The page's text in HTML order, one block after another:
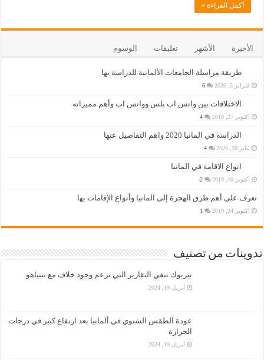
أكمل القراءة »
الأخيرة الأشهر تعليقات الوسوم
طريقة مراسلة الجامعات الألمانية للدراسة بها
فبراير 5, 2020 6
الاختلافات بين واتس اب بلس وواتس اب وأهم مميزاته
أكتوبر 27, 2019 4
الدراسة في المانيا 2020 واهم التفاصيل عنها
يناير 28, 2020 4
انواع الاقامة في المانيا
أكتوبر 10, 2019 2
تعرف على أهم طرق الهجرة إلى المانيا وأنواع الإقامات بها
أكتوبر 24, 2019 1
تدوينات من تصنيف
بيربوك تنفي التقارير التي تزعم وجود خلاف مع نتنياهو
أبريل 19, 2024
عودة الطقس الشتوي في ألمانيا بعد ارتفاع كبير في درجات
الحرارة
أبريل 19, 2024